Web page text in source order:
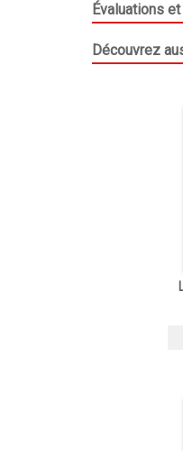
Évaluations
Découvrez